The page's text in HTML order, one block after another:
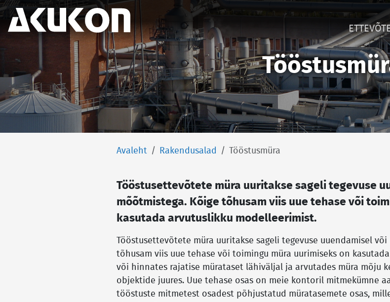
Avaleht Rakendusalad Tööstusmüra
Tööstusettevõtete müra uuritakse sageli tegevuse
mõõtmistega. Kõige tõhusam viis uue tehase või
kasutada arvutuslikku modelleerimist.
Tööstusettevõtete müra uuritakse sageli tegevuse uuendamisel
tõhusam viis uue tehase või toimingu müra uurimiseks on
või hinnates rajatise mürataset lähiväljal ja arvutades müra mõju
objektide juures. Uue tehase osas on meie kontoril mitmekümne
tööstuste mitmetest osadest põhjustatud müratasemete osas,